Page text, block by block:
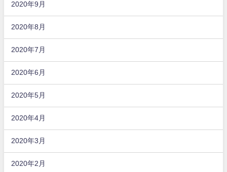
2020年9月
2020年8月
2020年7月
2020年6月
2020年5月
2020年4月
2020年3月
2020年2月